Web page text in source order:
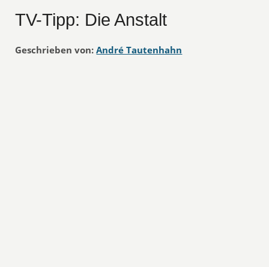
TV-Tipp: Die Anstalt
Geschrieben von: André Tautenhahn